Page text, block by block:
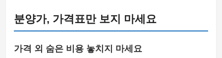
분양가, 가격표만 보지 마세요
가격 외 숨은 비용 놓치지 마세요